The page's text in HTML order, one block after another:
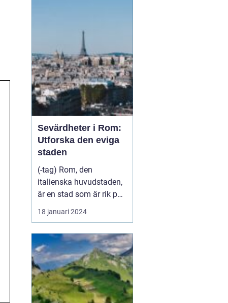
Sevärdheter i Rom:
Utforska den eviga
staden
(-tag) Rom, den
italienska huvudstaden,
är en stad som är rik på
historia, kultur och
vackra sevärdheter. Att
stappla genom tiden och
uppleva livet under det
antika romerska
imperiet. Från kolossala
ruiner till vackra
18 januari 2024